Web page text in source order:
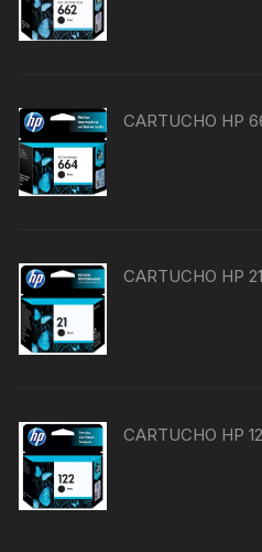
CARTUCHO HP
CARTUCHO HP
CARTUCHO HP